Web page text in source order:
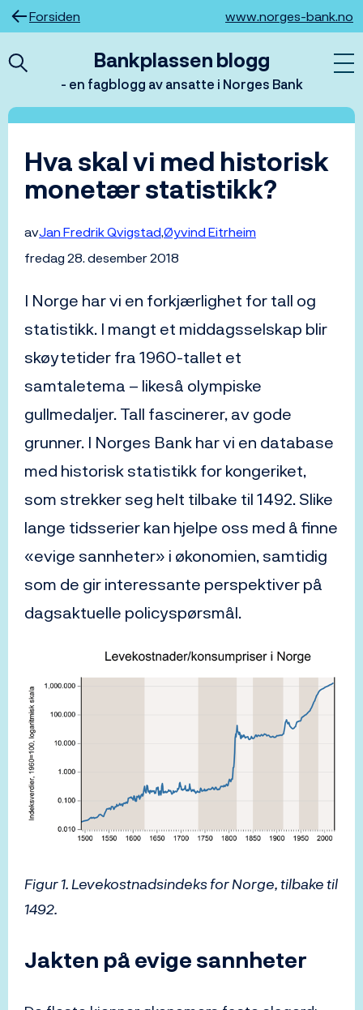
Hopp
til
Forsiden www.norges-bank.no
Bankplassen blogg
- en fagblogg av ansatte i Norges Bank
Hva skal vi med historisk
monetær statistikk?
avJan Fredrik QvigstadØyvind Eitrheim
fredag 28. desember 2018
I Norge har vi en forkjærlighet for tall og
statistikk. I mangt et middagsselskap blir
skøytetider fra 1960-tallet et
samtaletema – likeså olympiske
gullmedaljer. Tall fascinerer, av gode
grunner. I Norges Bank har vi en database
med historisk statistikk for kongeriket,
som strekker seg helt tilbake til 1492. Slike
lange tidsserier kan hjelpe oss med å finne
«evige sannheter» i økonomien, samtidig
som de gir interessante perspektiver på
dagsaktuelle policyspørsmål.
Figur 1. Levekostnadsindeks for Norge, tilbake til
1492.
Jakten på evige sannheter